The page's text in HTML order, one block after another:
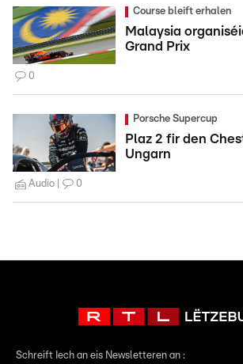
Course bleift erhalen
Malaysia
Grand Prix
0
Porsche Supercup
Plaz 2 fir den
Ungarn
Audio 0
Schreift Iech an eis Newsletteren an :